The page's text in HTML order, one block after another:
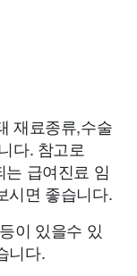
재료종류,수술
다. 참고로
급여진료 임
시면 좋습니다.
이 있을수 있
니다.